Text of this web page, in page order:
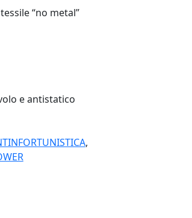
“no metal”
e antistatico
,